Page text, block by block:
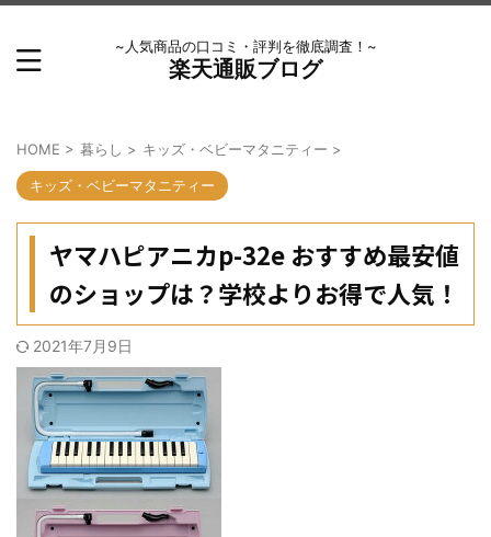
~人気商品の口コミ・評判を徹底調査！~
楽天通販ブログ
HOME > 暮らし > キッズ・ベビーマタニティー >
キッズ・ベビーマタニティー
ヤマハピアニカp-32e おすすめ最安値
のショップは？学校よりお得で人気！
2021年7月9日